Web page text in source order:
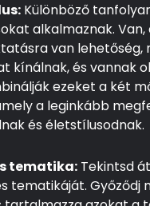
Különböző
alkalmaznak. Van,
van lehetőség,
kínálnak, és vannak
ezeket a két
a leginkább
és életstílusodnak.
tematika: Tekintsd
tematikáját. Győződj